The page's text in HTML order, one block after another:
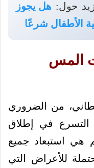
حول: هل يجوز
الأطفال شرعًا
المس
من الضروري
التسرع في إطلاق
هي استبعاد جميع
للأعراض التي